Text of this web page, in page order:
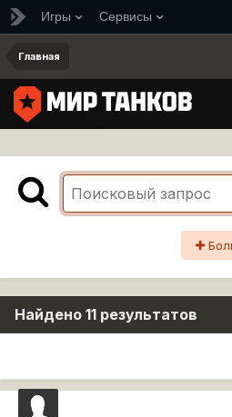
Игры Сервисы
Главная
Найдено 11 результатов